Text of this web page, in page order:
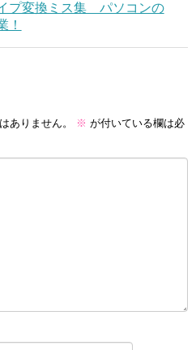
プ変換ミス集 パソコンの
！
ありません。 ※ が付いている欄は必